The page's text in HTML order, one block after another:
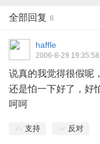
全部回复 8
haffle
2006-8-29 19:35:58
说真的我觉得很假呢
还是怕一下好了，好
呵呵
支持 反对